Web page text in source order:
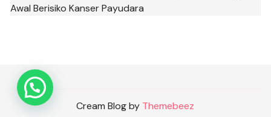
Awal Berisiko Kanser Payudara
Cream Blog by Themebeez